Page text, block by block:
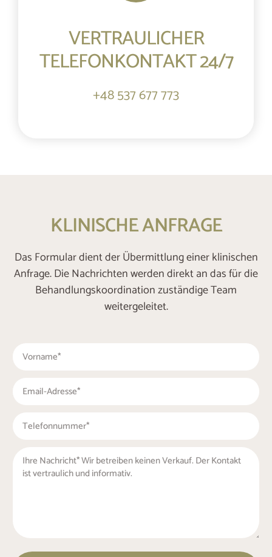
VERTRAULICHER
TELEFONKONTAKT 24/7
+48 537 677 773
KLINISCHE ANFRAGE
Das Formular dient der Übermittlung einer klinischen
Anfrage. Die Nachrichten werden direkt an das für die
Behandlungskoordination zuständige Team
weitergeleitet.